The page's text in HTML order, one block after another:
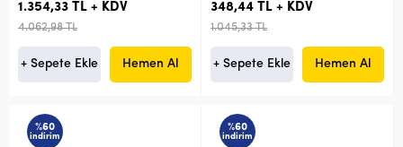
1.354,33 TL + KDV
4.062,98 TL
+ Sepete Ekle Hemen Al
348,44 TL + KDV
1.045,33 TL
+ Sepete Ekle Hemen Al
%60
indirim
%60
indirim